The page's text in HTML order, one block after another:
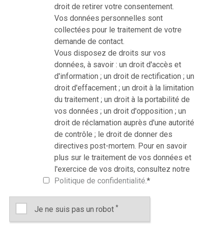
droit de retirer votre consentement.
Vos données personnelles sont
collectées pour le traitement de votre
demande de contact.
Vous disposez de droits sur vos
données, à savoir : un droit d'accès et
d'information ; un droit de rectification ; un
droit d'effacement ; un droit à la limitation
du traitement ; un droit à la portabilité de
vos données ; un droit d'opposition ; un
droit de réclamation auprès d'une autorité
de contrôle ; le droit de donner des
directives post-mortem. Pour en savoir
plus sur le traitement de vos données et
l'exercice de vos droits, consultez notre
Politique de confidentialité.*
Je ne suis pas un robot *